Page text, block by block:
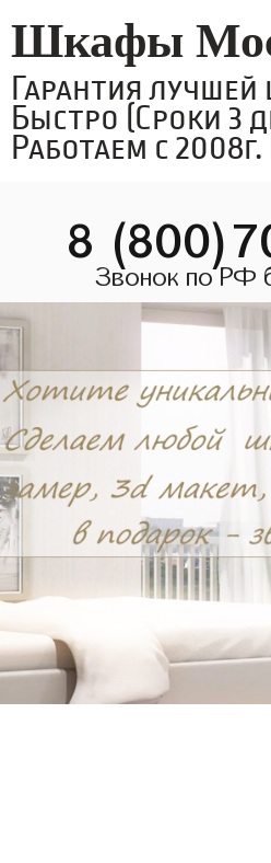
Шкафы
Гарантия лучшей
Быстро (Сроки 3
Работаем с 2008г.
8
Звонок по РФ